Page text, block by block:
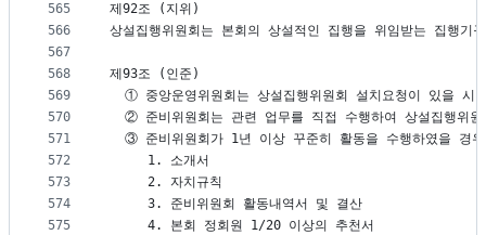
565
566
567
568
569
570
571
572
573
574
575
제92조 (지위)
상설집행위원회는 본회의 상설적인 집행을 위임받는 집행기
제93조 (인준)
① 중앙운영위원회는 상설집행위원회 설치요청이 있을 시
② 준비위원회는 관련 업무를 직접 수행하여 상설집행위
③ 준비위원회가 1년 이상 꾸준히 활동을 수행하였을 경
     1.	소개서
     2.	자치규칙
     3.	준비위원회 활동내역서 및 결산
     4.	본회 정회원 1/20 이상의 추천서